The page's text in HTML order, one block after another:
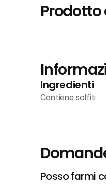
Ingredienti
Contiene solfiti
Posso farmi